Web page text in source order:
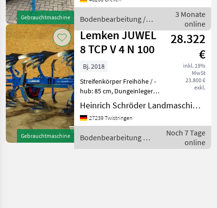
Gebrauchtmaschine
mit Memoryfunktion -
Messerse
Bodenbearbeitung /
Lemken
3 Monate
online
Gebrauchtmaschine
Lemken JUWEL
8 TCP V 4 N 100
28.322
€
inkl. 19%
MwSt
23.800 €
exkl.
Bj. 2018
Streifenkörper Freihöhe / -
hub: 85 cm, Dungeinleger
________ Volldrehpflug mit
automatischer
Arbeitsbreitenverstellung
Ausstattung - Lemken CCI-
50
Heinrich Schröder Landmaschinen KG Twistringen
27239 Twistringen
Bodenbearbeitung /
Lemken
Noch 7 Tage
online